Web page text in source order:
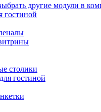
другие модули в
гостиной
столики
гостиной